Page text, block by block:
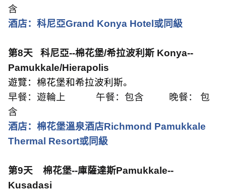
含
酒店：科尼亞Grand Konya Hotel 或同級
第8天 科尼亞--棉花堡/希拉波利斯 Konya--
Pamukkale/Hierapolis
遊覽：棉花堡和希拉波利斯。
早餐：遊輪上
午餐：包含
晚餐： 包
含
酒店：棉花堡溫泉酒店Richmond Pamukkale
Thermal Resort或同級
第9天 棉花堡--庫薩達斯Pamukkale--
Kusadasi